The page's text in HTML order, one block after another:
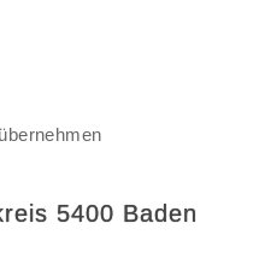
5400 Baden